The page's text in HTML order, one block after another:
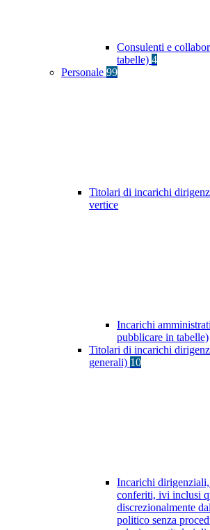
Consulenti e
tabelle) 4
Personale 99
Titolari di incarichi
vertice
Incarichi
pubblicare in tabelle)
Titolari di incarichi
generali) 10
Incarichi
conferiti, ivi inclusi
discrezionalmente
politico senza